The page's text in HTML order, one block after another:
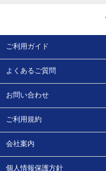
ご利用ガイド
よくあるご質問
お問い合わせ
ご利用規約
会社案内
個人情報保護方針